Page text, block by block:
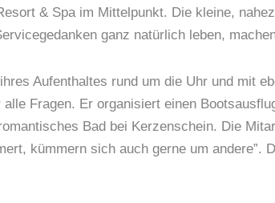
& Spa im Mittelpunkt. Die kleine,
ganz natürlich leben,
Aufenthaltes rund um die Uhr und mit
Fragen. Er organisiert einen
Bad bei Kerzenschein. Die
kümmern sich auch gerne um andere”.